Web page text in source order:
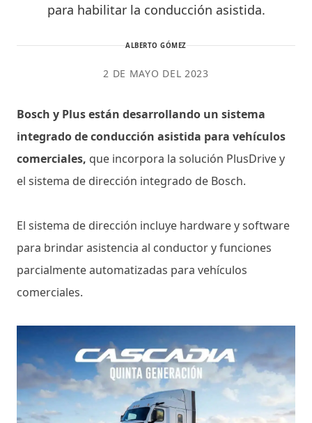
para habilitar la conducción asistida.
ALBERTO GÓMEZ
2 DE MAYO DEL 2023
Bosch y Plus están desarrollando un sistema
integrado de conducción asistida para vehículos
comerciales, que incorpora la solución PlusDrive y
el sistema de dirección integrado de Bosch.
El sistema de dirección incluye hardware y software
para brindar asistencia al conductor y funciones
parcialmente automatizadas para vehículos
comerciales.